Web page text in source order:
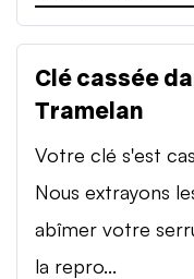
Clé cassée
Tramelan
Votre clé s'est
Nous extrayons
abîmer votre
la repro...